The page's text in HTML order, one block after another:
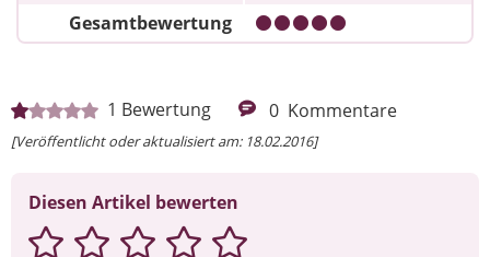
Gesamtbewertung
1 Bewertung 0 Kommentare
[Veröffentlicht oder aktualisiert am: 18.02.2016]
Diesen Artikel bewerten